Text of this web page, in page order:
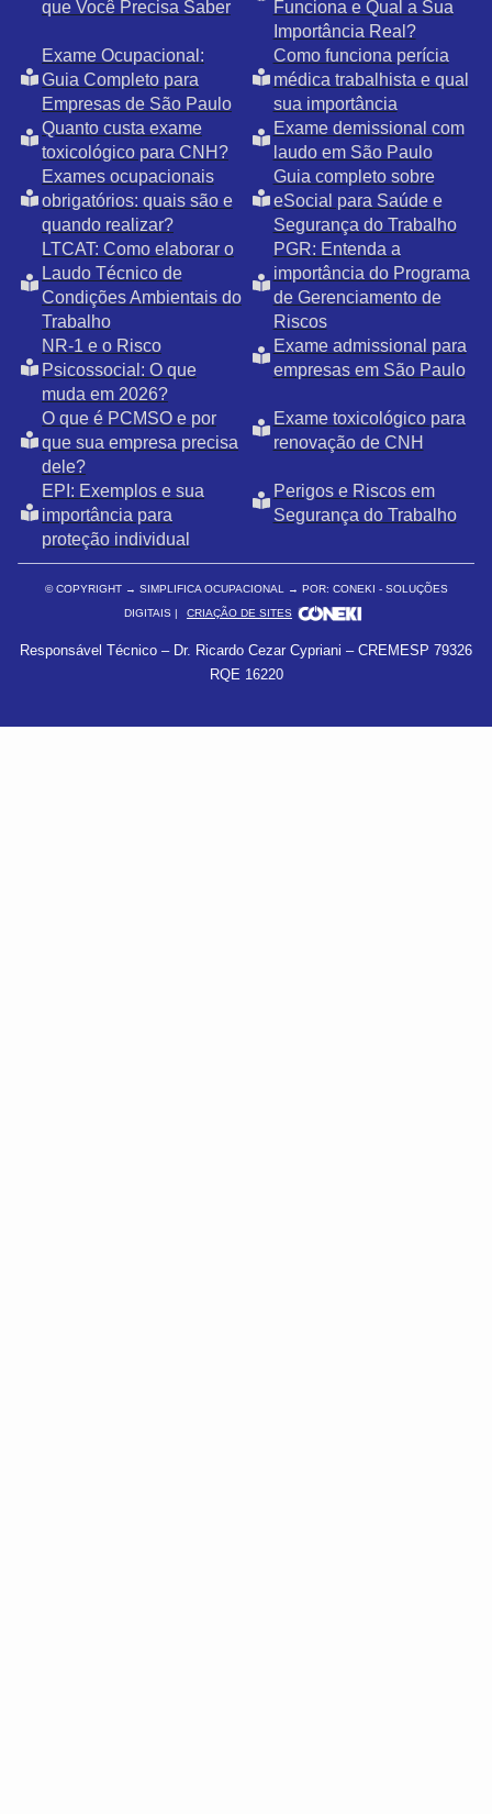
que Você Precisa Saber
Funciona e Qual a Sua
Importância Real?
Exame Ocupacional:
Guia Completo para
Empresas de São Paulo
Como funciona perícia
médica trabalhista e qual
sua importância
Quanto custa exame
toxicológico para CNH?
Exame demissional com
laudo em São Paulo
Exames ocupacionais
obrigatórios: quais são e
quando realizar?
Guia completo sobre
eSocial para Saúde e
Segurança do Trabalho
LTCAT: Como elaborar o
Laudo Técnico de
Condições Ambientais do
Trabalho
PGR: Entenda a
importância do Programa
de Gerenciamento de
Riscos
NR-1 e o Risco
Psicossocial: O que
muda em 2026?
Exame admissional para
empresas em São Paulo
O que é PCMSO e por
que sua empresa precisa
dele?
Exame toxicológico para
renovação de CNH
EPI: Exemplos e sua
importância para
proteção individual
Perigos e Riscos em
Segurança do Trabalho
© COPYRIGHT → SIMPLIFICA OCUPACIONAL → POR: CONEKI - SOLUÇÕES
DIGITAIS |
CRIAÇÃO DE SITES
Responsável Técnico – Dr. Ricardo Cezar Cypriani – CREMESP 79326
RQE 16220